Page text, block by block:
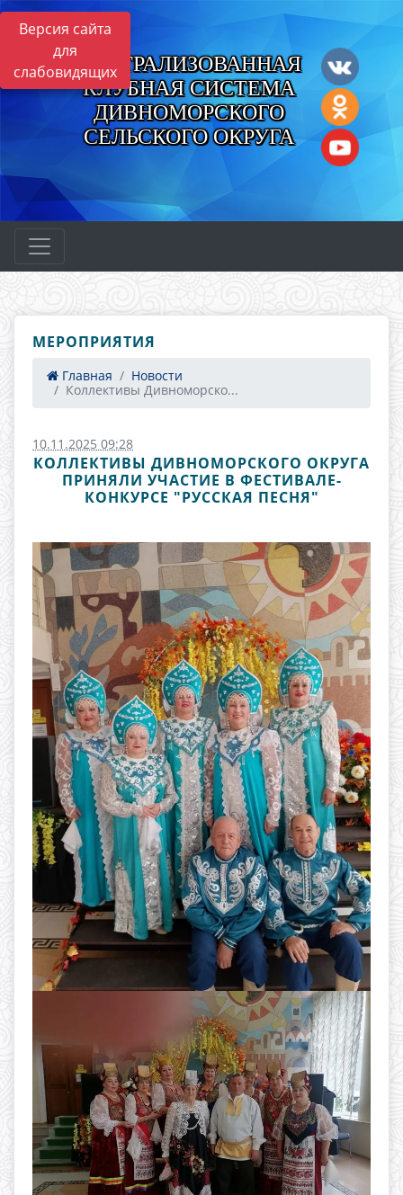
Версия сайта
для
слабовидящихЦЕНТРАЛИЗОВАННАЯ
КЛУБНАЯ СИСТЕМА
ДИВНОМОРСКОГО
СЕЛЬСКОГО ОКРУГА
МЕРОПРИЯТИЯ
Главная
Новости
Коллективы Дивноморско...
10.11.2025 09:28
КОЛЛЕКТИВЫ ДИВНОМОРСКОГО ОКРУГА
ПРИНЯЛИ УЧАСТИЕ В ФЕСТИВАЛЕ-
КОНКУРСЕ "РУССКАЯ ПЕСНЯ"